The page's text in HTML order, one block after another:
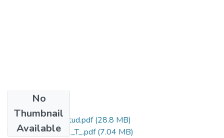
No
Thumbnail
Available
Grado de Similitud.pdf(28.8 MB)
T036_70328442_T_.pdf(7.04 MB)